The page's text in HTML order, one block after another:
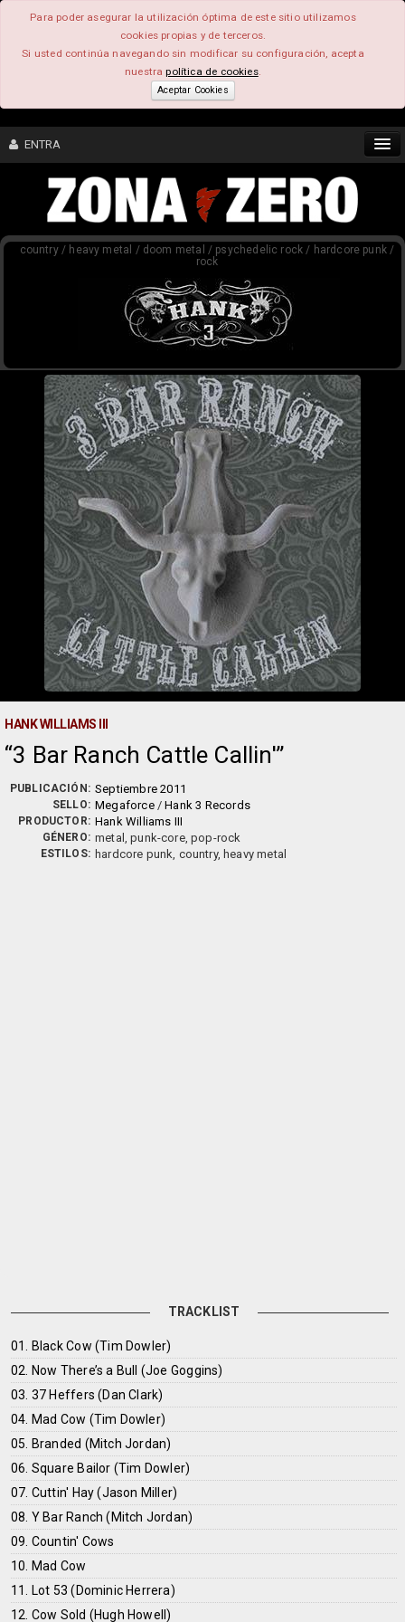
Para poder asegurar la utilización óptima de este sitio utilizamos
cookies propias y de terceros.
Si usted continúa navegando sin modificar su configuración, acepta
nuestrapolítica de cookies.
Aceptar Cookies
ENTRA
CONTENIDO
COMUNIDAD
country / heavy metal / doom metal / psychedelic rock / hardcore punk /
rock
HANK WILLIAMS III
3 Bar Ranch Cattle Callin'
PUBLICACIÓN: Septiembre 2011
SELLO: Megaforce/Hank 3 Records
PRODUCTOR: Hank Williams III
GÉNERO: metal, punk-core, pop-rock
ESTILOS: hardcore punk, country, heavy metal
TRACKLIST
01. Black Cow (Tim Dowler)
02. Now There’s a Bull (Joe Goggins)
03. 37 Heffers (Dan Clark)
04. Mad Cow (Tim Dowler)
05. Branded (Mitch Jordan)
06. Square Bailor (Tim Dowler)
07. Cuttin' Hay (Jason Miller)
08. Y Bar Ranch (Mitch Jordan)
09. Countin' Cows
10. Mad Cow
11. Lot 53 (Dominic Herrera)
12. Cow Sold (Hugh Howell)